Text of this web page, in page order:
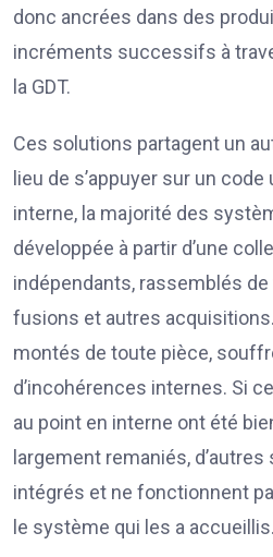
donc ancrées dans des
incréments successifs à
la GDT.
Ces solutions partagent un
lieu de s’appuyer sur un
interne, la majorité des
développée à partir d’une
indépendants, rassemblés
fusions et autres
montés de toute pièce,
d’incohérences internes. Si
au point en interne ont été
largement remaniés,
intégrés et ne fonctionnent
le système qui les a accueillis.